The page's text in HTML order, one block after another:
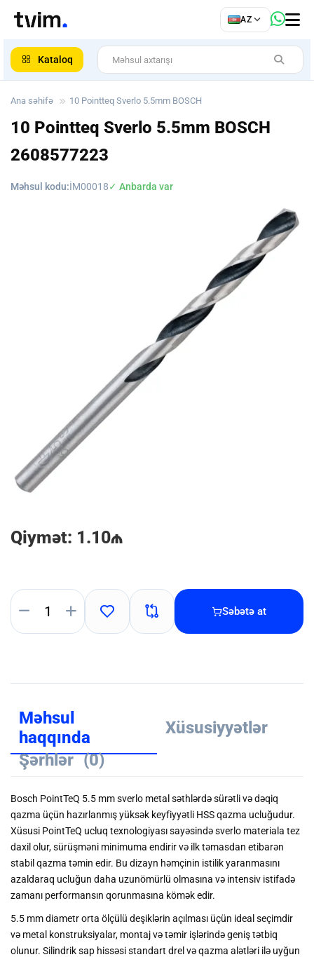
AZ
Kataloq
Ana səhifə 10 Pointteq Sverlo 5.5mm BOSCH
10 Pointteq Sverlo 5.5mm BOSCH
2608577223
Məhsul kodu:İM00018✓ Anbarda var
Qiymət: 1.10₼
Səbətə at
Məhsul
haqqında
Xüsusiyyətlər
Şərhlər (0)
Bosch PointTeQ 5.5 mm sverlo metal səthlərdə sürətli və dəqiq
qazma üçün hazırlanmış yüksək keyfiyyətli HSS qazma ucluğudur.
Xüsusi PointTeQ ucluq texnologiyası sayəsində sverlo materiala tez
daxil olur, sürüşməni minimuma endirir və ilk təmasdan etibarən
stabil qazma təmin edir. Bu dizayn həmçinin istilik yaranmasını
azaldaraq ucluğun daha uzunömürlü olmasına və intensiv istifadə
zamanı performansın qorunmasına kömək edir.
5.5 mm diametr orta ölçülü deşiklərin açılması üçün ideal seçimdir
və metal konstruksiyalar, montaj və təmir işlərində geniş tətbiq
olunur. Silindrik sap hissəsi standart drel və qazma alətləri ilə uyğun